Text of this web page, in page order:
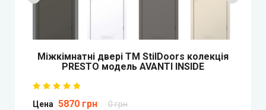
GRAND (Гранд)
LUXDOORS (ЛюксДорс)
Міжкімнатні двері ТМ StilDoors колекція
PRESTO модель AVANTI INSIDE
Цена 5870 грн 0 грн